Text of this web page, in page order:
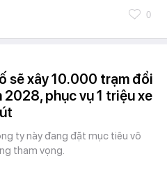
0
sẽ xây 10.000 trạm đổi
phục vụ 1 triệu xe
ty này đang đặt mục tiêu vô
tham vọng.